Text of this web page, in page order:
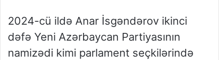
2024-cü ildə Anar İsgəndərov ikinci
dəfə Yeni Azərbaycan Partiyasının
namizədi kimi parlament seçkilərində